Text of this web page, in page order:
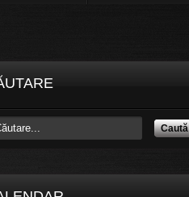
Caută